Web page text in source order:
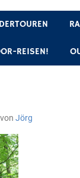
REISEN!
Jörg